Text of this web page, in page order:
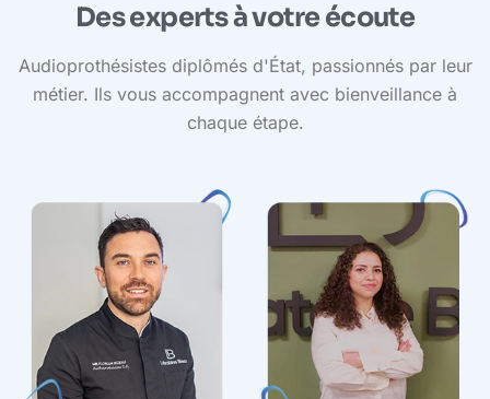
Des experts à votre écoute
Audioprothésistes diplômés d'État, passionnés par leur
métier. Ils vous accompagnent avec bienveillance à
chaque étape.